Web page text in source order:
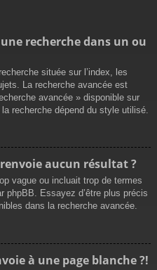
recherche dans un ou
située sur l’index, les
La recherche avancée est
avancée » disponible sur
recherche dépend du style utilisé.
aucun résultat ?
vague ou incluait trop de termes
phpBB. Essayez d’être plus précis
dans la recherche avancée.
à une page blanche ?!